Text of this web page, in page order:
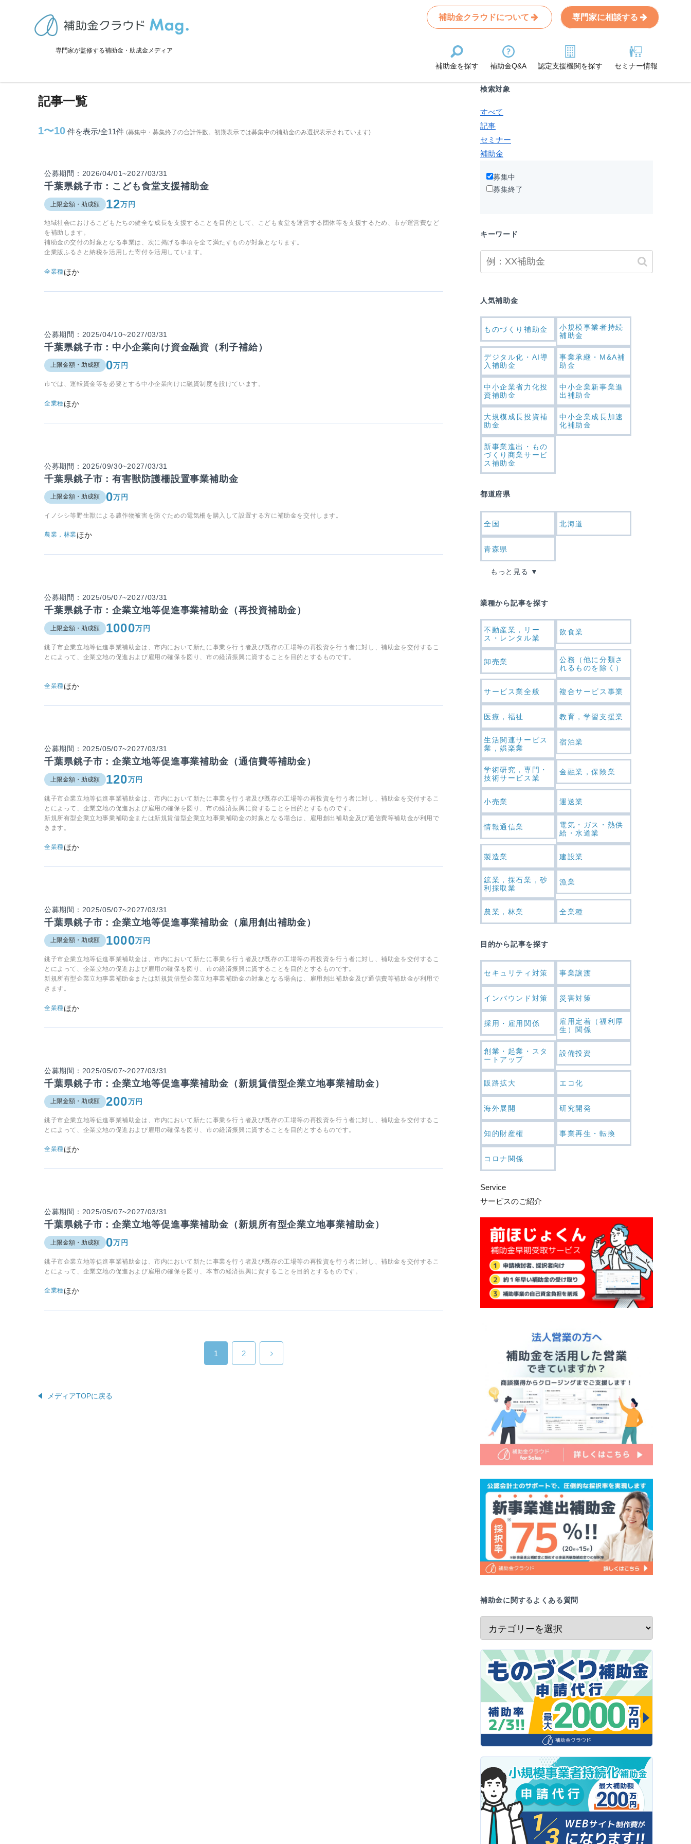
専門家が監修する補助金・助成金メディア
補助金クラウドについて 専門家に相談する
補助金を探す 補助金Q&A 認定支援機関を探す セミナー情報
>補助金・助成金詳細
銚子市に関連する記事
記事一覧
1〜10 件を表示/全11件 (募集中・募集終了の合計件数。初期表示では募集中の補助金のみ選択表示されています)
公募期間：2026/04/01~2027/03/31
千葉県銚子市：こども食堂支援補助金
上限金額・助成額 12万円
地域社会におけるこどもたちの健全な成長を支援することを目的として、こども食堂を運営する団体等を支援するため、市が運営費など
を補助します。
補助金の交付の対象となる事業は、次に掲げる事項を全て満たすものが対象となります。
企業版ふるさと納税を活用した寄付を活用しています。
全業種ほか
公募期間：2025/04/10~2027/03/31
千葉県銚子市：中小企業向け資金融資（利子補給）
上限金額・助成額 0万円
市では、運転資金等を必要とする中小企業向けに融資制度を設けています。
全業種ほか
公募期間：2025/09/30~2027/03/31
千葉県銚子市：有害獣防護柵設置事業補助金
上限金額・助成額 0万円
イノシシ等野生獣による農作物被害を防ぐための電気柵を購入して設置する方に補助金を交付します。
農業，林業ほか
公募期間：2025/05/07~2027/03/31
千葉県銚子市：企業立地等促進事業補助金（再投資補助金）
上限金額・助成額 1000万円
銚子市企業立地等促進事業補助金は、市内において新たに事業を行う者及び既存の工場等の再投資を行う者に対し、補助金を交付するこ
とによって、企業立地の促進および雇用の確保を図り、市の経済振興に資することを目的とするものです。
全業種ほか
公募期間：2025/05/07~2027/03/31
千葉県銚子市：企業立地等促進事業補助金（通信費等補助金）
上限金額・助成額 120万円
銚子市企業立地等促進事業補助金は、市内において新たに事業を行う者及び既存の工場等の再投資を行う者に対し、補助金を交付するこ
とによって、企業立地の促進および雇用の確保を図り、市の経済振興に資することを目的とするものです。
新規所有型企業立地事業補助金または新規賃借型企業立地事業補助金の対象となる場合は、雇用創出補助金及び通信費等補助金が利用で
きます。
全業種ほか
公募期間：2025/05/07~2027/03/31
千葉県銚子市：企業立地等促進事業補助金（雇用創出補助金）
上限金額・助成額 1000万円
銚子市企業立地等促進事業補助金は、市内において新たに事業を行う者及び既存の工場等の再投資を行う者に対し、補助金を交付するこ
とによって、企業立地の促進および雇用の確保を図り、市の経済振興に資することを目的とするものです。
新規所有型企業立地事業補助金または新規賃借型企業立地事業補助金の対象となる場合は、雇用創出補助金及び通信費等補助金が利用で
きます。
全業種ほか
公募期間：2025/05/07~2027/03/31
千葉県銚子市：企業立地等促進事業補助金（新規賃借型企業立地事業補助金）
上限金額・助成額 200万円
銚子市企業立地等促進事業補助金は、市内において新たに事業を行う者及び既存の工場等の再投資を行う者に対し、補助金を交付するこ
とによって、企業立地の促進および雇用の確保を図り、市の経済振興に資することを目的とするものです。
全業種ほか
公募期間：2025/05/07~2027/03/31
千葉県銚子市：企業立地等促進事業補助金（新規所有型企業立地事業補助金）
上限金額・助成額 0万円
銚子市企業立地等促進事業補助金は、市内において新たに事業を行う者及び既存の工場等の再投資を行う者に対し、補助金を交付するこ
とによって、企業立地の促進および雇用の確保を図り、本市の経済振興に資することを目的とするものです。
全業種ほか
1 2
メディアTOPに戻る
Search
条件から記事を探す
検索対象
すべて
記事
セミナー
補助金
募集中
募集終了
キーワード
人気補助金
ものづくり補助金
小規模事業者持続
補助金
デジタル化・AI導
入補助金
事業承継・M&A補
助金
中小企業省力化投
資補助金
中小企業新事業進
出補助金
大規模成長投資補
助金
中小企業成長加速
化補助金
新事業進出・もの
づくり商業サービ
ス補助金
都道府県
全国 北海道
青森県
もっと見る
業種から記事を探す
不動産業，リー
ス・レンタル業
飲食業
卸売業
公務（他に分類さ
れるものを除く）
サービス業全般 複合サービス事業
医療，福祉 教育，学習支援業
生活関連サービス
業，娯楽業
宿泊業
学術研究，専門・
技術サービス業
金融業，保険業
小売業 運送業
情報通信業
電気・ガス・熱供
給・水道業
製造業 建設業
鉱業，採石業，砂
利採取業
漁業
農業，林業 全業種
目的から記事を探す
セキュリティ対策 事業譲渡
インバウンド対策 災害対策
採用・雇用関係
雇用定着（福利厚
生）関係
創業・起業・スタ
ートアップ
設備投資
販路拡大 エコ化
海外展開 研究開発
知的財産権 事業再生・転換
コロナ関係
Service
サービスのご紹介
補助金に関するよくある質問